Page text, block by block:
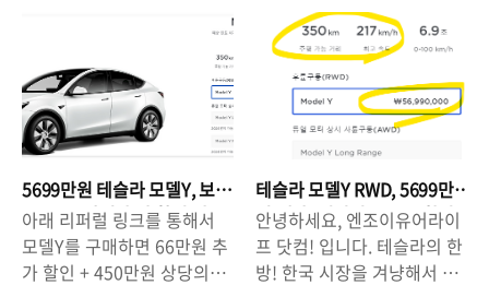
일/공휴일 오산IC ~ 한남대교
남단 총 46.6km 운영 신탄진
IC ~ 한남대교 남단 총
141.0km 운영 ☞ 설날/추석
연휴 - 운영 시간 : 07:00 ~
01:00 (18시간) - 운영 구간 :
신탄진IC ~ 한남대교 남단(총
14..
때문에 일본 여행을 가게된다
면 '교통카드 - 스이
카/Suica'를 구매하게 되는데
요, 여기서 중.요.한.사실을 알
려드립니다. 일본 지하철에서
는 더 이상 '실물 카드' Suica
를 판매하지 않는다고 합니
다. 기존 카드 충전만 가능합
니다! 실물카드 대신, '모바일
카드'..
면 '할인 혜택+기타 추가 혜
택'을 받을 수 있는데요, 현재
모델Y, 모델3, 모델S, 모델X
를 구매할 때, 리퍼럴 코드를
이용해서 구매를 하게 되면
66만원 할인 + 3개월 EAP(향
상된 오토 파일럿) 혜택을 받
을 수 있습니다. 그러나, 현재
진행되고 있는 테슬라의 66
어옵니다. 사전 예약에서도
상당한 인기를 실감할 수 있
었는데요, 과연 보조금 얼마
를 받을 수 있을 것인가? 그것
이 중요하죠! 물론, 모델Y
RWD는 공식적으로 판매가격
이 5699만원이기 때문에 현
재 국내 보조금 100% 수령
가능 기준5700만원 범위에
들어갑니다. 그러나, 보조금
지급 세부 항목에서 차이가
5699만원 테슬라 모델Y, 보
조금+66만원 추가 할인 받
고 올해 안에 받으려면?
아래 리퍼럴 링크를 통해서
모델Y를 구매하면 66만원 추
가 할인 + 450만원 상당의
테슬라 모델Y RWD, 5699만
원 대란! 지역별 보조금 확인
하고 전략을 세워야..
안녕하세요, 엔조이유어라이
프 닷컴! 입니다. 테슬라의 한
방! 한국 시장을 겨냥해서 중